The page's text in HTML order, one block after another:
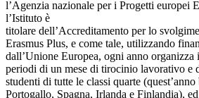
l’Agenzia nazionale per i Progetti europei
l’Istituto è
titolare dell’Accreditamento per lo
Erasmus Plus, e come tale, utilizzando
dall’Unione Europea, ogni anno organizza
periodi di un mese di tirocinio lavorativo e
studenti di tutte le classi quarte
Portogallo, Spagna, Irlanda e Finlandia),